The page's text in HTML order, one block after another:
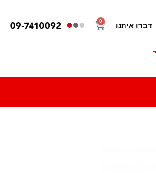
דברו איתנו
0